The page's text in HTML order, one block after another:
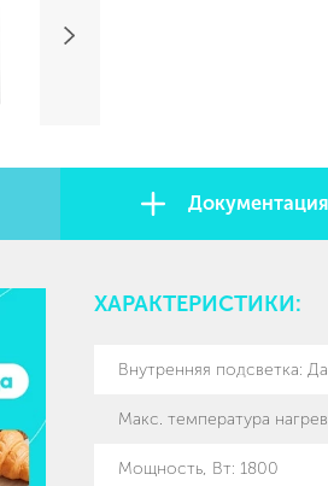
Документация
ХАРАКТЕРИСТИКИ:
Внутренняя подсветка: Да
Макс. температура
Мощность, Вт: 1800